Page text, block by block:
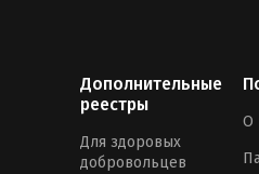
Дополнительные
реестры
Для здоровых
добровольцев
О